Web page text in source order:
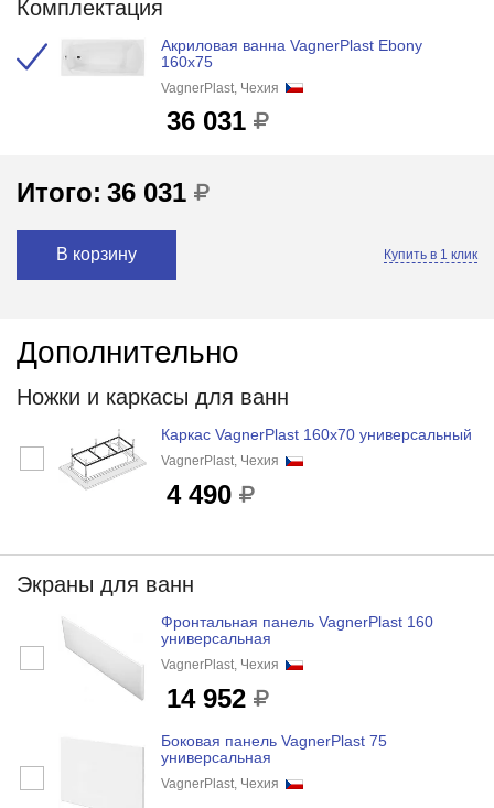
Комплектация
Акриловая ванна VagnerPlast Ebony
160x75
VagnerPlast, Чехия
36 031
Итого: 36 031
В корзину Купить в 1 клик
Дополнительно
Ножки и каркасы для ванн
Каркас VagnerPlast 160x70 универсальный
VagnerPlast, Чехия
4 490
Экраны для ванн
Фронтальная панель VagnerPlast 160
универсальная
VagnerPlast, Чехия
14 952
Боковая панель VagnerPlast 75
универсальная
VagnerPlast, Чехия